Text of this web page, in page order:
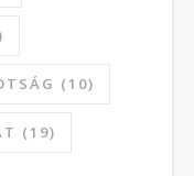
(10)
(19)